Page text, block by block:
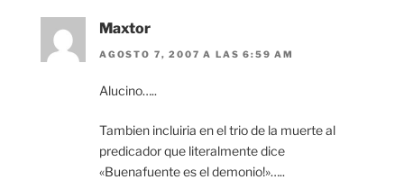
Maxtor
AGOSTO 7, 2007 A LAS 6:59 AM
Alucino…..
Tambien incluiria en el trio de la muerte al
predicador que literalmente dice
«Buenafuente es el demonio!»…..